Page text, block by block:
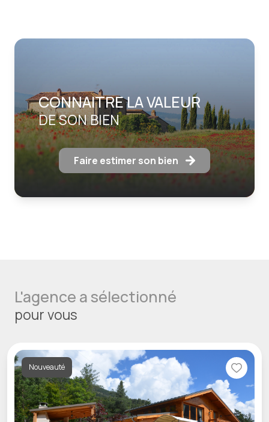
CONNAITRE LA VALEUR
DE SON BIEN
Faire estimer son bien
L'agence a sélectionné
pour vous
Nouveauté